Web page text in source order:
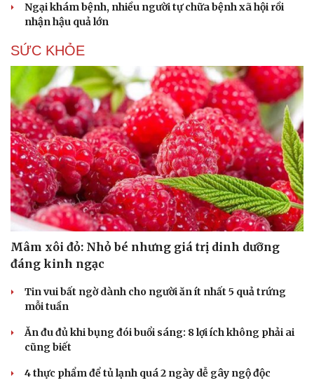
Cải chính
Ngại khám bệnh, nhiều người tự chữa bệnh xã hội rồi
nhận hậu quả lớn
SỨC KHỎE
Mâm xôi đỏ: Nhỏ bé nhưng giá trị dinh dưỡng
đáng kinh ngạc
Tin vui bất ngờ dành cho người ăn ít nhất 5 quả trứng
mỗi tuần
Ăn đu đủ khi bụng đói buổi sáng: 8 lợi ích không phải ai
cũng biết
4 thực phẩm để tủ lạnh quá 2 ngày dễ gây ngộ độc